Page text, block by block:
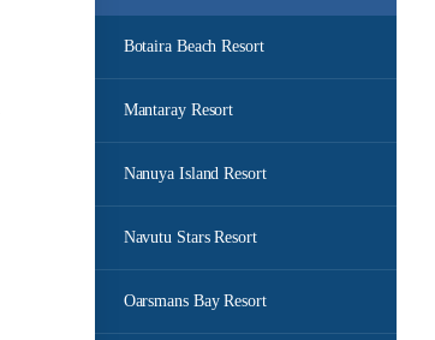
Botaira Beach Resort
Mantaray Resort
Nanuya Island Resort
Navutu Stars Resort
Oarsmans Bay Resort